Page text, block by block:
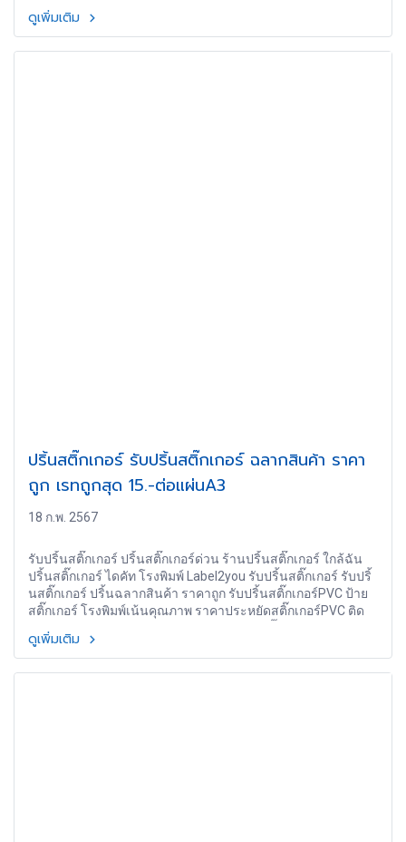
ดูเพิ่มเติม
ปริ้นสติ๊กเกอร์ รับปริ้นสติ๊กเกอร์ ฉลากสินค้า ราคา
ถูก เรทถูกสุด 15.-ต่อแผ่นA3
18 ก.พ. 2567
รับปริ้นสติ๊กเกอร์ ปริ้นสติ๊กเกอร์ด่วน ร้านปริ้นสติ๊กเกอร์ ใกล้ฉัน
ปริ้นสติ๊กเกอร์ ไดคัท โรงพิมพ์ Label2you รับปริ้นสติ๊กเกอร์ รับปริ้
นสติ๊กเกอร์ ปริ้นฉลากสินค้า ราคาถูก รับปริ้นสติ๊กเกอร์PVC ป้าย
สติ๊กเกอร์ โรงพิมพ์เน้นคุณภาพ ราคาประหยัดสติ๊กเกอร์PVC ติด
โลโก้ ออกแบบฉลากสินค้า ครบวงจร บริการจัดส่งทั่วโลก
ดูเพิ่มเติม